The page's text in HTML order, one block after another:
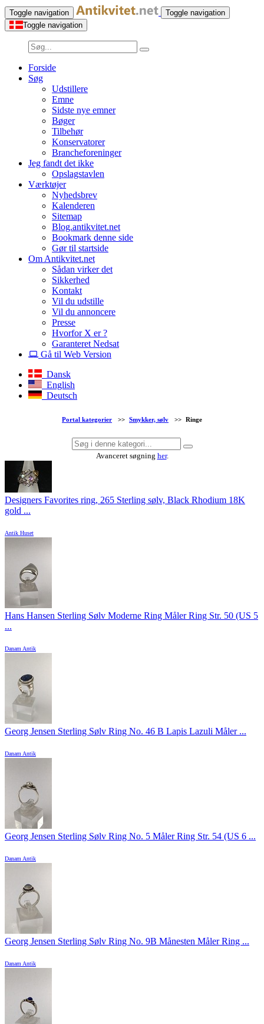
Toggle navigation
Toggle navigation
Toggle navigation
Forside
Søg
Udstillere
Emne
Sidste nye emner
Bøger
Tilbehør
Konservatorer
Brancheforeninger
Jeg fandt det ikke
Opslagstavlen
Værktøjer
Nyhedsbrev
Kalenderen
Sitemap
Blog.antikvitet.net
Bookmark denne side
Gør til startside
Om Antikvitet.net
Sådan virker det
Sikkerhed
Kontakt
Vil du udstille
Vil du annoncere
Presse
Hvorfor X er ?
Garanteret Nedsat
Gå til Web Version
Dansk
English
Deutsch
Portal kategorier >> Smykker, sølv >> Ringe
Avanceret søgning her.
Designers Favorites ring, 265 Sterling sølv, Black Rhodium 18K
gold ...
Antik Huset
Hans Hansen Sterling Sølv Moderne Ring Måler Ring Str. 50 (US 5
...
Danam Antik
Georg Jensen Sterling Sølv Ring No. 46 B Lapis Lazuli Måler ...
Danam Antik
Georg Jensen Sterling Sølv Ring No. 5 Måler Ring Str. 54 (US 6 ...
Danam Antik
Georg Jensen Sterling Sølv Ring No. 9B Månesten Måler Ring ...
Danam Antik